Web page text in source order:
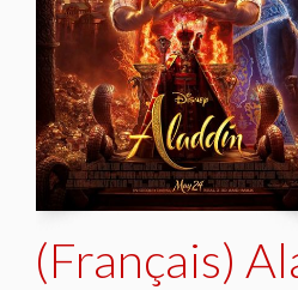
(Français)